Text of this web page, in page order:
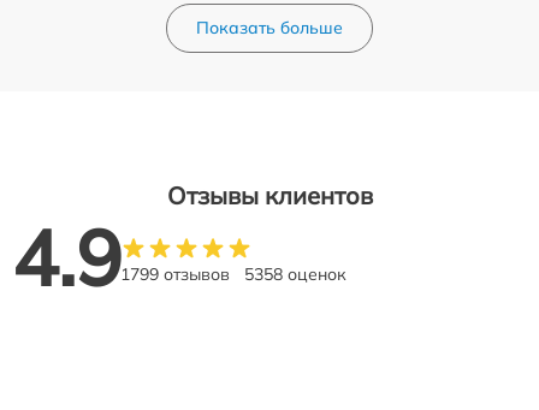
Показать больше
Отзывы клиентов
4.91799 отзывов 5358 оценок